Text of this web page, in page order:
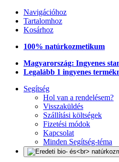
Navigációhoz
Tartalomhoz
Kosárhoz
100% natúrkozmetikum
Magyarország: Ingyenes
Legalább 1 ingyenes
Segítség
Hol van a rendelésem?
Visszaküldés
Szállítási költségek
Fizetési módok
Kapcsolat
Minden Segítség-téma